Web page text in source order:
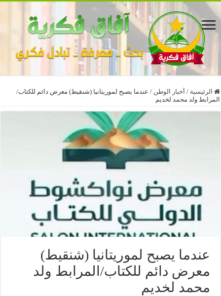
الرئيسية / أخبار الوطن / عندما يصبح لموريتانيا (شنقيط) معرض دائم للكتاب/
المرابط ولد محمد لخديم
عندما يصبح لموريتانيا (شنقيط)
معرض دائم للكتاب/المرابط ولد
محمد لخديم